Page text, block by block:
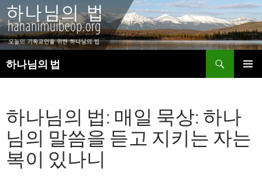
하나님의 법
색
로
건
너
뛰
기
하나님의 법: 매일 묵상: 하나
님의 말씀을 듣고 지키는 자는
복이 있나니